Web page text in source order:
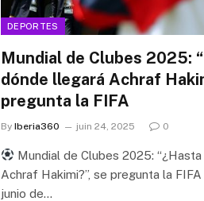
DEPORTES
Mundial de Clubes 2025:
dónde llegará Achraf
pregunta la FIFA
By Iberia360 juin 24, 2025 0
Mundial de Clubes 2025:
Achraf Hakimi?”, se pregunta la FIFA
junio de…